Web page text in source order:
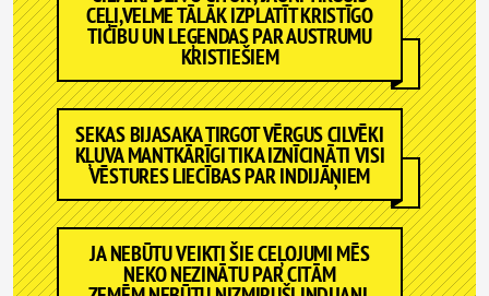
CEĻI,VELME TĀLĀK IZPLATĪT KRISTĪGO
TICĪBU UN LEĢENDAS PAR AUSTRUMU
KRISTIEŠIEM
SEKAS BIJASAKA TIRGOT VĒRGUS CILVĒKI
KĻUVA MANTKĀRĪGI TIKA IZNĪCINĀTI VISI
VĒSTURES LIECĪBAS PAR INDIJĀŅIEM
JA NEBŪTU VEIKTI ŠIE CEĻOJUMI MĒS
NEKO NEZINĀTU PAR CITĀM